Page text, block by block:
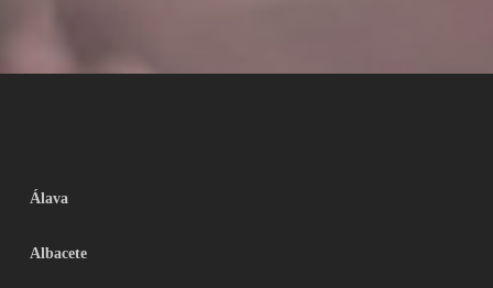
Álava
Albacete